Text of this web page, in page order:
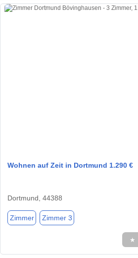
Wohnen auf Zeit in Dortmund 1.290 €
Dortmund, 44388
Zimmer Zimmer 3
★